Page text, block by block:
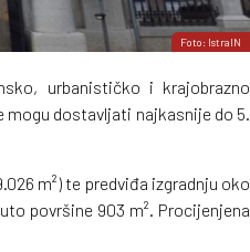
Foto: IstraIN
urbanističko i krajobrazno
mogu dostavljati najkasnije do 5.
m²) te predviđa izgradnju oko
površine 903 m². Procijenjena